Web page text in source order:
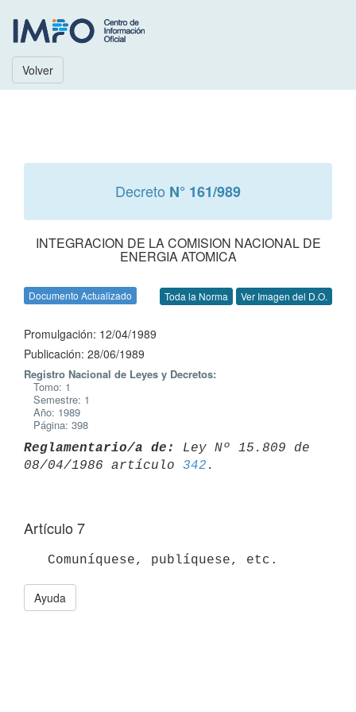
Volver
Decreto N° 161/989
INTEGRACION DE LA COMISION NACIONAL DE
ENERGIA ATOMICA
Documento Actualizado Toda la Norma Ver Imagen del D.O.
Promulgación: 12/04/1989
Publicación: 28/06/1989
Registro Nacional de Leyes y Decretos:
Tomo: 1
Semestre: 1
Año: 1989
Página: 398
Reglamentario/a de:
Ley Nº 15.809 de
08/04/1986 artículo 342
Artículo 7
Ayuda